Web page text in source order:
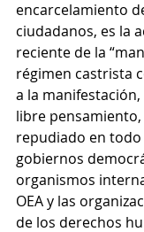
encarcelamiento
ciudadanos, es la
reciente de la
régimen castrista
a la
libre
repudiado en
gobiernos
organismos
OEA y las
de los derechos